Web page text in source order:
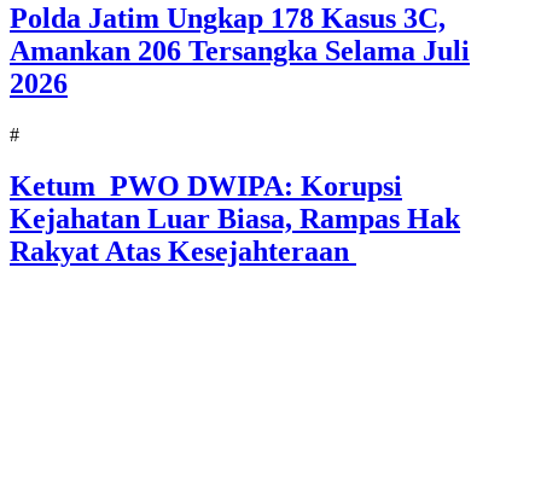
Polda Jatim Ungkap 178 Kasus 3C,
Amankan 206 Tersangka Selama Juli
2026
#
Ketum PWO DWIPA: Korupsi
Kejahatan Luar Biasa, Rampas Hak
Rakyat Atas Kesejahteraan